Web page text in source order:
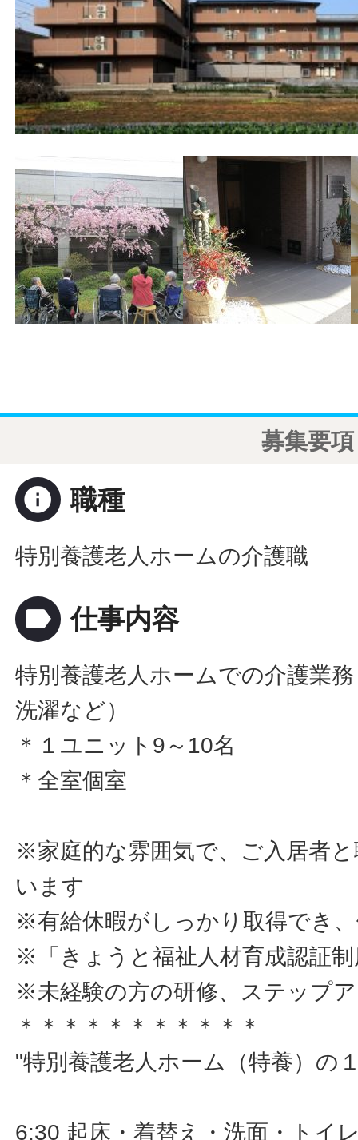
募集要項
info 職種
特別養護老人ホームの介護職
label 仕事内容
特別養護老人ホームでの介護業
洗濯など）
＊１ユニット9～10名
＊全室個室
※家庭的な雰囲気で、ご入居者
います
※有給休暇がしっかり取得でき
※「きょうと福祉人材育成認証
※未経験の方の研修、ステップ
＊＊＊＊＊＊＊＊＊＊＊
"特別養護老人ホーム（特養）の
6:30 起床・着替え・洗面・トイ